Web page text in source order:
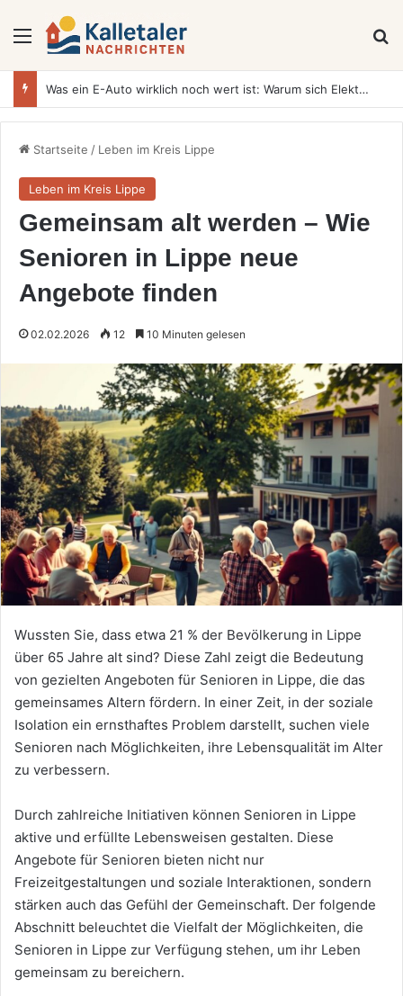
Menü
Was ein E-Auto wirklich noch wert ist: Warum sich Elektrofahrzeuge bei der Wertermittlung anders verhalten als Verbrenner
Startseite / Leben im Kreis Lippe
Leben im Kreis Lippe
Gemeinsam alt werden – Wie
Senioren in Lippe neue
Angebote finden
02.02.2026 12 10 Minuten gelesen
Wussten Sie, dass etwa 21 % der Bevölkerung in Lippe
über 65 Jahre alt sind? Diese Zahl zeigt die Bedeutung
von gezielten Angeboten für Senioren in Lippe, die das
gemeinsames Altern fördern. In einer Zeit, in der soziale
Isolation ein ernsthaftes Problem darstellt, suchen viele
Senioren nach Möglichkeiten, ihre Lebensqualität im Alter
zu verbessern.
Durch zahlreiche Initiativen können Senioren in Lippe
aktive und erfüllte Lebensweisen gestalten. Diese
Angebote für Senioren bieten nicht nur
Freizeitgestaltungen und soziale Interaktionen, sondern
stärken auch das Gefühl der Gemeinschaft. Der folgende
Abschnitt beleuchtet die Vielfalt der Möglichkeiten, die
Senioren in Lippe zur Verfügung stehen, um ihr Leben
gemeinsam zu bereichern.